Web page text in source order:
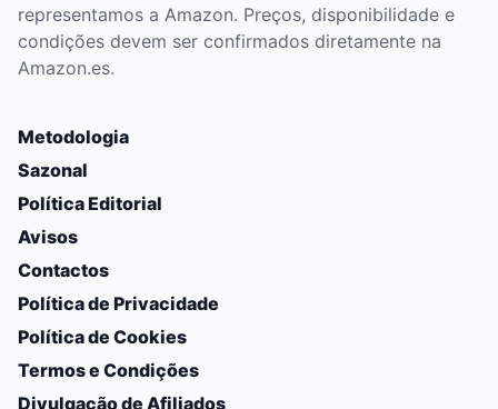
representamos a Amazon. Preços, disponibilidade e
condições devem ser confirmados diretamente na
Amazon.es.
Metodologia
Sazonal
Política Editorial
Avisos
Contactos
Política de Privacidade
Política de Cookies
Termos e Condições
Divulgação de Afiliados